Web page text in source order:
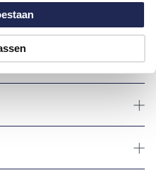
gaat of een avondje uit
comfort en stijl.